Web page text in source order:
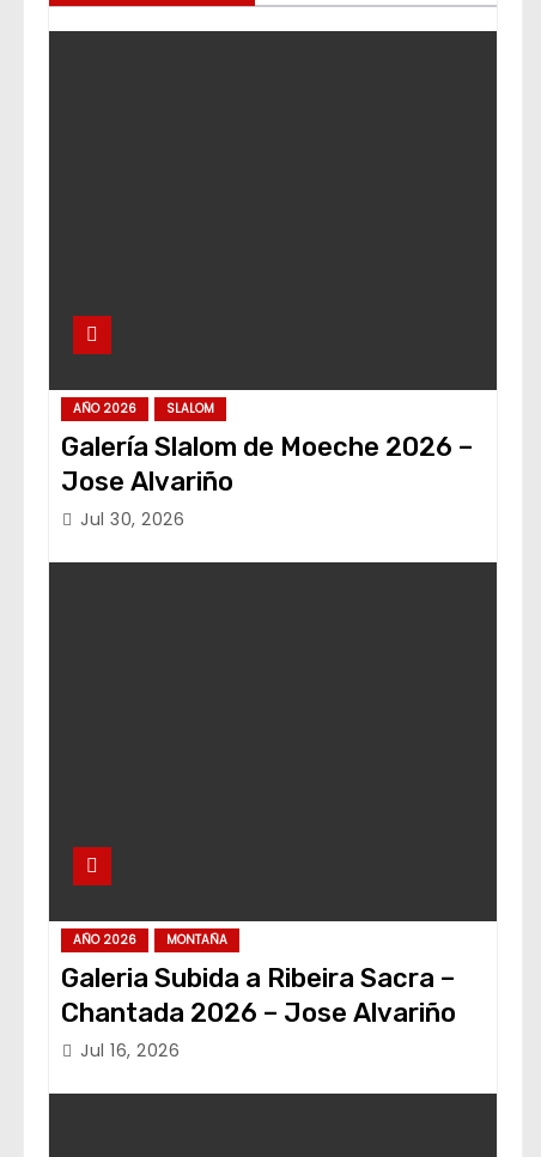
AÑO 2026 SLALOM
Galería Slalom de Moeche 2026 –
Jose Alvariño
Jul 30, 2026
AÑO 2026 MONTAÑA
Galeria Subida a Ribeira Sacra –
Chantada 2026 – Jose Alvariño
Jul 16, 2026